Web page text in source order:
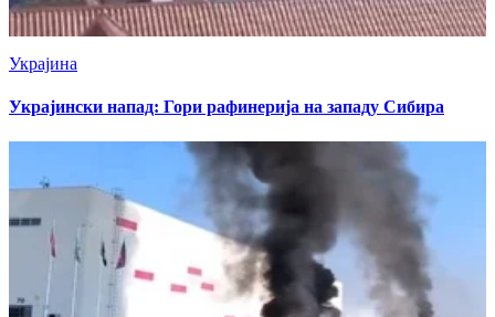
Украјина
Украјински напад: Гори рафинерија на западу Сибира